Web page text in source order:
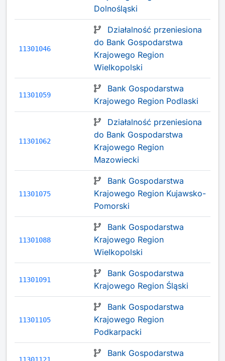
Dolnośląski
11301046
Działalność przeniesiona
do Bank Gospodarstwa
Krajowego Region
Wielkopolski
11301059
Bank Gospodarstwa
Krajowego Region Podlaski
11301062
Działalność przeniesiona
do Bank Gospodarstwa
Krajowego Region
Mazowiecki
11301075
Bank Gospodarstwa
Krajowego Region Kujawsko-
Pomorski
11301088
Bank Gospodarstwa
Krajowego Region
Wielkopolski
11301091
Bank Gospodarstwa
Krajowego Region Śląski
11301105
Bank Gospodarstwa
Krajowego Region
Podkarpacki
Bank Gospodarstwa